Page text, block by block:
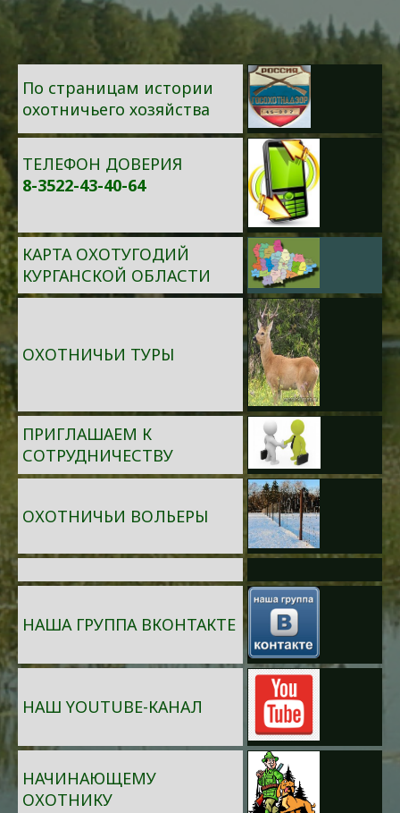
По страницам истории
охотничьего хозяйства
ТЕЛЕФОН ДОВЕРИЯ
8-3522-43-40-64
КАРТА ОХОТУГОДИЙ
КУРГАНСКОЙ ОБЛАСТИ
ОХОТНИЧЬИ ТУРЫ
ПРИГЛАШАЕМ К
СОТРУДНИЧЕСТВУ
ОХОТНИЧЬИ ВОЛЬЕРЫ
НАША ГРУППА ВКОНТАКТЕ
НАШ YOUTUBE-КАНАЛ
НАЧИНАЮЩЕМУ
ОХОТНИКУ